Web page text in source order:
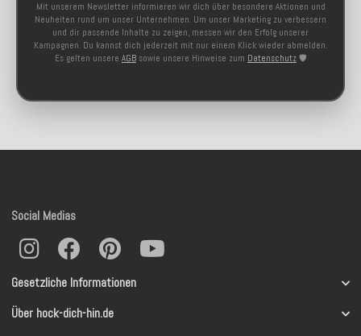
Mit unserem Newsletter informieren wir dich über besondere Aktionen und
Neuheiten rund um unser Unternehmen. Um unser Marketing zu verbessern
und dir passende Inhalte zu zeigen, messen wir den Erfolg unserer
Kampagnen. Du kannst dich jederzeit mit nur einem Klick wieder abmelden.
Es gelten unsere AGB sowie unsere Hinweise zum Datenschutz 🛡️
Gesetzliche Informationen
Über hock-dich-hin.de
Social Medias